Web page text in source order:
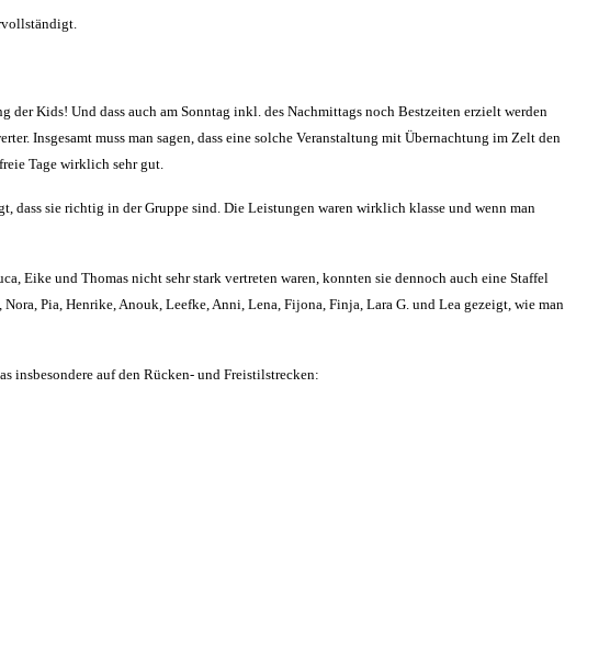
der Kids! Und dass auch am Sonntag inkl. des Nachmittags noch Bestzeiten erzielt werden
Insgesamt muss man sagen, dass eine solche Veranstaltung mit Übernachtung im Zelt den
Tage wirklich sehr gut.
sie richtig in der Gruppe sind. Die Leistungen waren wirklich klasse und wenn man
Eike und Thomas nicht sehr stark vertreten waren, konnten sie dennoch auch eine Staffel
Pia, Henrike, Anouk, Leefke, Anni, Lena, Fijona, Finja, Lara G. und Lea gezeigt, wie man
insbesondere auf den Rücken- und Freistilstrecken: